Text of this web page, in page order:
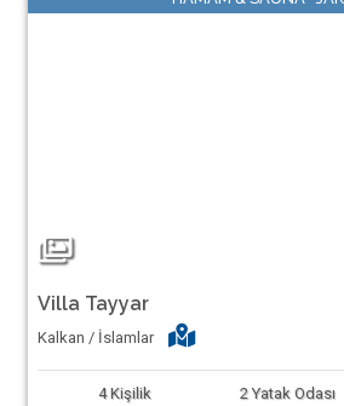
Villa Tayyar
Kalkan / İslamlar
4 Kişilik 2 Yatak Odası